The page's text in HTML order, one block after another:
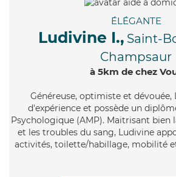
ÉLÉGANTE
Ludivine I., Saint-
Champsaur
à 5km de chez
Généreuse, optimiste et dévouée,
d'expérience et possède un
Psychologique (AMP). Maitrisant bien
et les troubles du sang, Ludivine
activités, toilette/habillage, mobilité